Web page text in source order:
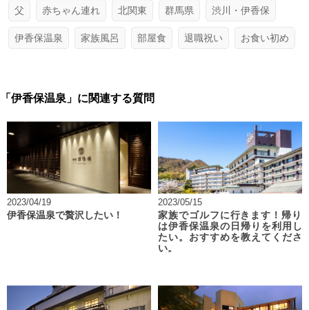
父 赤ちゃん連れ 北関東 群馬県 渋川・伊香保
伊香保温泉 家族風呂 部屋食 退職祝い お食い初め
「伊香保温泉」に関連する質問
2023/04/19
伊香保温泉で贅沢したい！
2023/05/15
家族でゴルフに行きます！帰り
は伊香保温泉の日帰りを利用し
たい。おすすめを教えてくださ
い。